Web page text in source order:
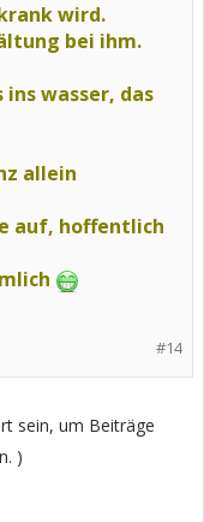
wird.
bei ihm.
wasser, das
allein
auf, hoffentlich
#14
sein, um Beiträge
)